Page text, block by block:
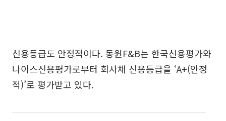
신용등급도 안정적이다. 동원F&B는 한국신용평가와
나이스신용평가로부터 회사채 신용등급을 ‘A+(안정
적)’로 평가받고 있다.